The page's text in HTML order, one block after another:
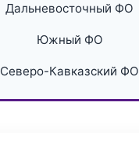
Дальневосточный ФО
Южный ФО
Северо-Кавказский ФО